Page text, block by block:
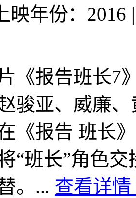
上映年份：2016 |
《报告班长7
骏亚、威廉
《报告 班长
“班长”角色
。... 查看详情